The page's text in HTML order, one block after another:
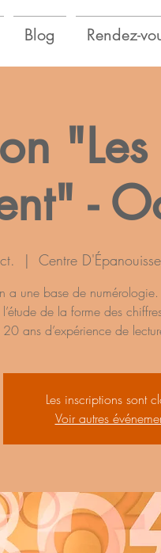
Blog Rendez-
-
  |
Centre
a une base de
de la forme des
ans d’expérience de
Les inscriptions sont
Voir autres